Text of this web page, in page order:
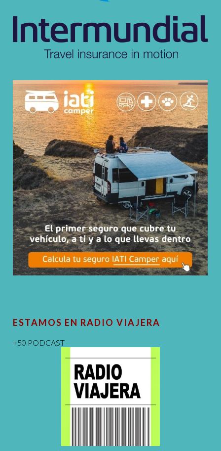
ESTAMOS EN RADIO VIAJERA
+50 PODCAST